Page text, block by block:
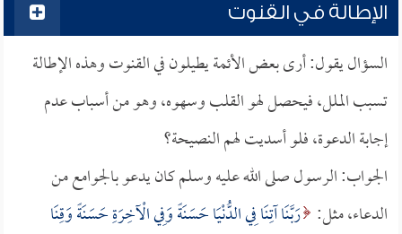
الإطالة في القنوت
السؤال يقول: أرى بعض الأئمة يطيلون في القنوت وهذه الإطالة
تسبب الملل، فيحصل لهو القلب وسهوه، وهو من أسباب عدم
إجابة الدعوة، فلو أسديت لهم النصيحة؟
الجواب: الرسول صلى الله عليه وسلم كان يدعو بالجوامع من
الدعاء، مثل: رَبَّنَا آتِنَا فِي الدُّنْيَا حَسَنَةً وَفِي الْآخِرَةِ حَسَنَةً وَقِنَا